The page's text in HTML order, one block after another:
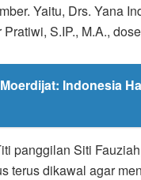
Yaitu, Drs. Yana
S.IP., M.A.,
Indonesia
panggilan Siti
terus dikawal agar